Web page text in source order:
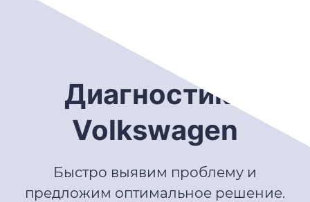
Диагностика
Volkswagen
Быстро выявим проблему и
предложим оптимальное решение.